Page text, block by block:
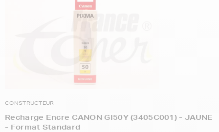
CONSTRUCTEUR
Recharge Encre CANON GI50Y (3405C001) - JAUNE
- Format Standard